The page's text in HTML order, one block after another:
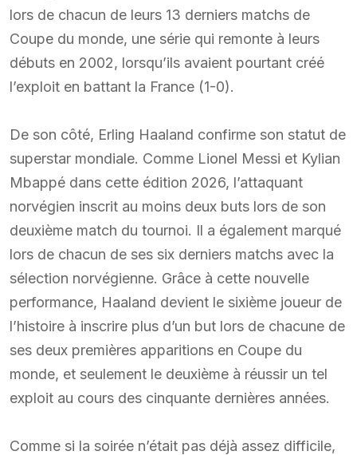
lors de chacun de leurs 13 derniers matchs de
Coupe du monde, une série qui remonte à leurs
débuts en 2002, lorsqu’ils avaient pourtant créé
l’exploit en battant la France (1-0).
De son côté, Erling Haaland confirme son statut de
superstar mondiale. Comme Lionel Messi et Kylian
Mbappé dans cette édition 2026, l’attaquant
norvégien inscrit au moins deux buts lors de son
deuxième match du tournoi. Il a également marqué
lors de chacun de ses six derniers matchs avec la
sélection norvégienne. Grâce à cette nouvelle
performance, Haaland devient le sixième joueur de
l’histoire à inscrire plus d’un but lors de chacune de
ses deux premières apparitions en Coupe du
monde, et seulement le deuxième à réussir un tel
exploit au cours des cinquante dernières années.
Comme si la soirée n’était pas déjà assez difficile,